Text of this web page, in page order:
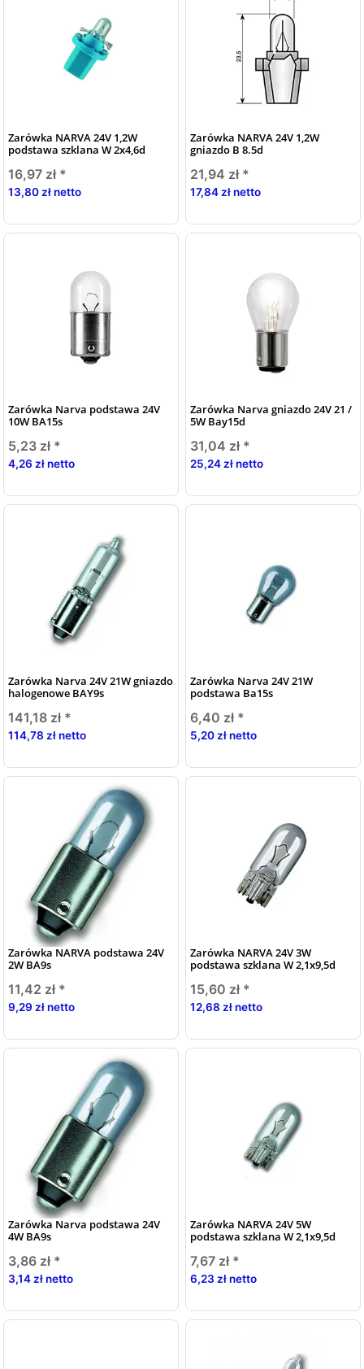
Zarówka NARVA 24V 1,2W
podstawa szklana W 2x4,6d
16,97 zł *
13,80 zł netto
Zarówka NARVA 24V 1,2W
gniazdo B 8.5d
21,94 zł *
17,84 zł netto
Zarówka Narva podstawa 24V
10W BA15s
5,23 zł *
4,26 zł netto
Zarówka Narva gniazdo 24V 21 /
5W Bay15d
31,04 zł *
25,24 zł netto
Zarówka Narva 24V 21W gniazdo
halogenowe BAY9s
141,18 zł *
114,78 zł netto
Zarówka Narva 24V 21W
podstawa Ba15s
6,40 zł *
5,20 zł netto
Zarówka NARVA podstawa 24V
2W BA9s
11,42 zł *
9,29 zł netto
Zarówka NARVA 24V 3W
podstawa szklana W 2,1x9,5d
15,60 zł *
12,68 zł netto
Zarówka Narva podstawa 24V
4W BA9s
3,86 zł *
3,14 zł netto
Zarówka NARVA 24V 5W
podstawa szklana W 2,1x9,5d
7,67 zł *
6,23 zł netto